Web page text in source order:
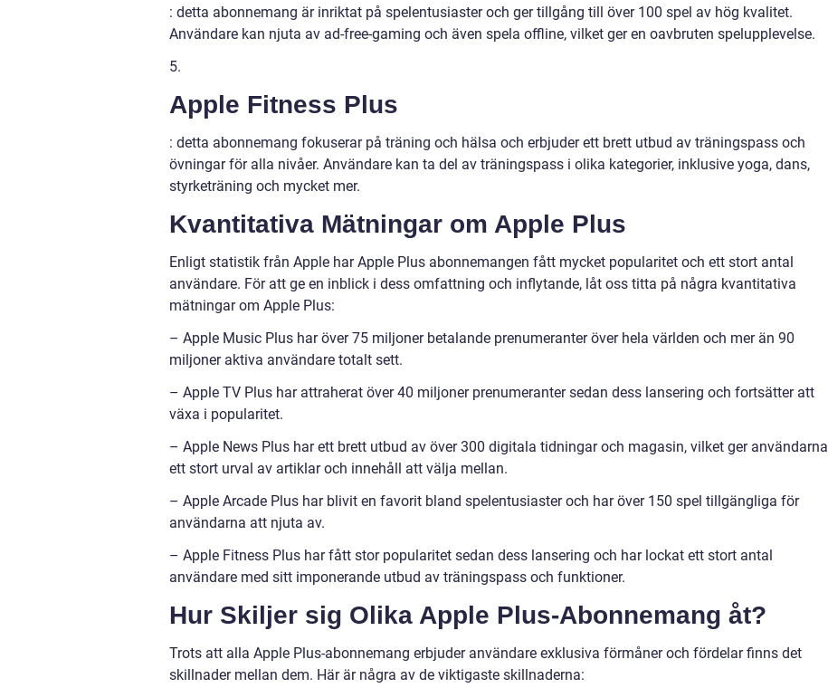
: detta abonnemang är inriktat på spelentusiaster och ger tillgång till över 100 spel av hög kvalitet.
Användare kan njuta av ad-free-gaming och även spela offline, vilket ger en oavbruten spelupplevelse.
5.
Apple Fitness Plus
: detta abonnemang fokuserar på träning och hälsa och erbjuder ett brett utbud av träningspass och
övningar för alla nivåer. Användare kan ta del av träningspass i olika kategorier, inklusive yoga, dans,
styrketräning och mycket mer.
Kvantitativa Mätningar om Apple Plus
Enligt statistik från Apple har Apple Plus abonnemangen fått mycket popularitet och ett stort antal
användare. För att ge en inblick i dess omfattning och inflytande, låt oss titta på några kvantitativa
mätningar om Apple Plus:
– Apple Music Plus har över 75 miljoner betalande prenumeranter över hela världen och mer än 90
miljoner aktiva användare totalt sett.
– Apple TV Plus har attraherat över 40 miljoner prenumeranter sedan dess lansering och fortsätter att
växa i popularitet.
– Apple News Plus har ett brett utbud av över 300 digitala tidningar och magasin, vilket ger användarna
ett stort urval av artiklar och innehåll att välja mellan.
– Apple Arcade Plus har blivit en favorit bland spelentusiaster och har över 150 spel tillgängliga för
användarna att njuta av.
– Apple Fitness Plus har fått stor popularitet sedan dess lansering och har lockat ett stort antal
användare med sitt imponerande utbud av träningspass och funktioner.
Hur Skiljer sig Olika Apple Plus-Abonnemang åt?
Trots att alla Apple Plus-abonnemang erbjuder användare exklusiva förmåner och fördelar finns det
skillnader mellan dem. Här är några av de viktigaste skillnaderna: